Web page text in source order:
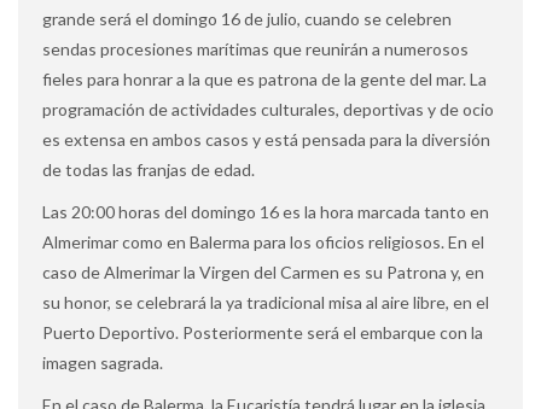
grande será el domingo 16 de julio, cuando se celebren
sendas procesiones marítimas que reunirán a numerosos
fieles para honrar a la que es patrona de la gente del mar. La
programación de actividades culturales, deportivas y de ocio
es extensa en ambos casos y está pensada para la diversión
de todas las franjas de edad.
Las 20:00 horas del domingo 16 es la hora marcada tanto en
Almerimar como en Balerma para los oficios religiosos. En el
caso de Almerimar la Virgen del Carmen es su Patrona y, en
su honor, se celebrará la ya tradicional misa al aire libre, en el
Puerto Deportivo. Posteriormente será el embarque con la
imagen sagrada.
En el caso de Balerma, la Eucaristía tendrá lugar en la iglesia